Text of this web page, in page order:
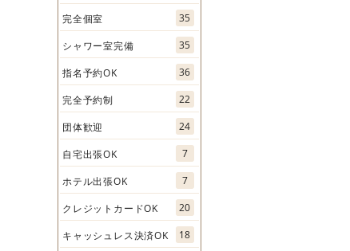
完全個室 35
シャワー室完備 35
指名予約OK 36
完全予約制 22
団体歓迎 24
自宅出張OK 7
ホテル出張OK 7
クレジットカードOK 20
キャッシュレス決済OK 18